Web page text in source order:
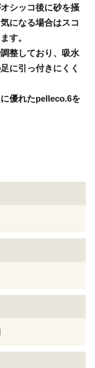
シッコ後に砂を掻
になる場合はスコ
す。
整しており、吸水
に引っ付きにくく
優れたpelleco.6を